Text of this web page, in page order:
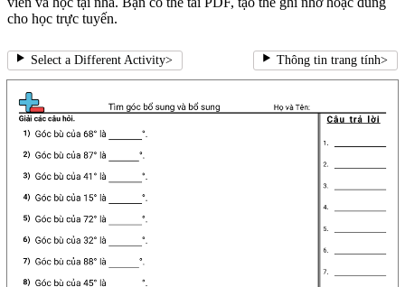
cho học trực tuyến.
Select a Different Activity> Thông tin trang tính>